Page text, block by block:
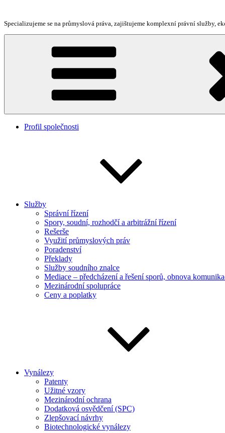
obsahu
webu
Specializujeme se na průmyslová práva, zajištujeme komplexní právní služby,
Profil společnosti
Služby
Správní řízení
Spory, soudní, rozhodčí a arbitrážní řízení
Rešerše
Využití průmyslových práv
Poradenství
Překlady
Služby soudního znalce
Mediace – předcházení a řešení sporů, obnova
Mezinárodní spolupráce
Ceny a poplatky
Vynálezy
Patenty
Užitné vzory
Mezinárodní ochrana
Dodatková osvědčení (SPC)
Zlepšovací návrhy
Biotechnologické vynálezy